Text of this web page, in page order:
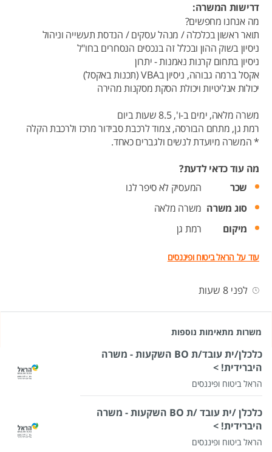
דרישות המשרה:
מה אנחנו מחפשים?
תואר ראשון בכלכלה / מנהל עסקים / הנדסת תעשייה וניהול
ניסיון בשוק ההון ובכלל זה בנכסים הנסחרים בחו"ל
ניסיון בתחום קרנות נאמנות - יתרון
אקסל ברמה גבוהה, ניסיון בVBA (תכנות באקסל)
יכולות אנליטיות ויכולת הסקת מסקנות מהירה
משרה מלאה, ימים ב-ו', 8.5 שעות ביום
רמת גן, מתחם הבורסה, צמוד לרכבת סבידור מרכז ולרכבת הקלה
* המשרה מיועדת לנשים ולגברים כאחד.
מה עוד כדאי לדעת?
שכר
המעסיק לא סיפר לנו
סוג משרה משרה מלאה
מיקום
רמת גן
עוד על הראל ביטוח ופיננסים
לפני 8 שעות
משרות מתאימות נוספות
כלכלן/ית עובד/ת BO השקעות - משרה
היברידית! >
הראל ביטוח ופיננסים
כלכלן /ית עובד /ת BO השקעות - משרה
היברידית! >
הראל ביטוח ופיננסים